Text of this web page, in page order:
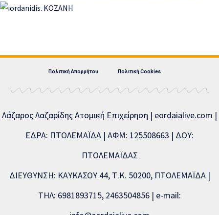
Πολιτική Απορρήτου Πολιτική Cookies
Λάζαρος Λαζαρίδης Ατομική Επιχείρηση | eordaialive.com |
ΕΔΡΑ: ΠΤΟΛΕΜΑΪΔΑ | ΑΦΜ: 125508663 | ΔΟΥ:
ΠΤΟΛΕΜΑΪΔΑΣ
ΔΙΕΥΘΥΝΣΗ: ΚΑΥΚΑΣΟΥ 44, Τ.Κ. 50200, ΠΤΟΛΕΜΑΪΔΑ |
ΤΗΛ: 6981893715, 2463504856 | e-mail: